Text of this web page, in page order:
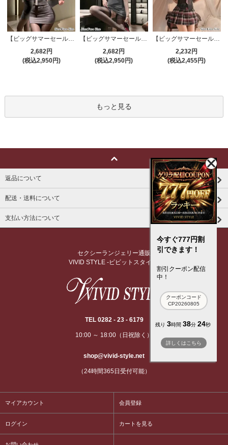
【ビッグサマーセール対象品】セクシーコスプレ(SEXYCOSPLAY) 4421
2,682円
(税込2,950円)
【ビッグサマーセール対象品】セクシーコスプレ(SEXYCOSPLAY) 4191
2,682円
(税込2,950円)
【ビッグサマーセール対象品】セクシーコスプレ(SEXYCOSPLAY) 3386
2,232円
(税込2,455円)
もっと見る
返品について
配送・送料について
支払い方法について
セクシーランジェリー通販
VIVID STYLE -ビビットスタイル-
TEL 0282 - 23 - 6179
10:00 ～ 18:00（日祝除く）
shop@vivid-style.net
（24時間365日受付可能）
マイアカウント 会員登録
ログイン カートを見る
今すぐ777円割
引できます！
割引クーポン配信
中！
クーポンコード
CP20260805
残り 3時間 38分 24秒
詳しくはこちら